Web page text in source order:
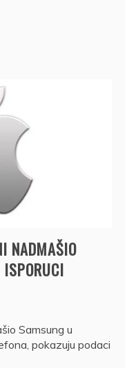
NADMAŠIO
Samsung u
pokazuju podaci